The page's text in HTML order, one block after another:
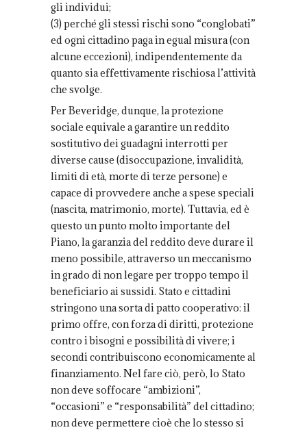
gli individui;
(3) perché gli stessi rischi sono “conglobati”
ed ogni cittadino paga in egual misura (con
alcune eccezioni), indipendentemente da
quanto sia effettivamente rischiosa l’attività
che svolge.
Per Beveridge, dunque, la protezione
sociale equivale a garantire un reddito
sostitutivo dei guadagni interrotti per
diverse cause (disoccupazione, invalidità,
limiti di età, morte di terze persone) e
capace di provvedere anche a spese speciali
(nascita, matrimonio, morte). Tuttavia, ed è
questo un punto molto importante del
Piano, la garanzia del reddito deve durare il
meno possibile, attraverso un meccanismo
in grado di non legare per troppo tempo il
beneficiario ai sussidi. Stato e cittadini
stringono una sorta di patto cooperativo: il
primo offre, con forza di diritti, protezione
contro i bisogni e possibilità di vivere; i
secondi contribuiscono economicamente al
finanziamento. Nel fare ciò, però, lo Stato
non deve soffocare “ambizioni”,
“occasioni” e “responsabilità” del cittadino;
non deve permettere cioè che lo stesso si